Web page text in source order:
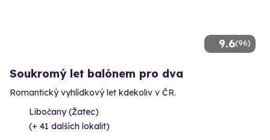
9.6(96)
Soukromý let balónem pro dva
Romantický vyhlídkový let kdekoliv v ČR.
Libočany (Žatec)
(+ 41 dalších lokalit)